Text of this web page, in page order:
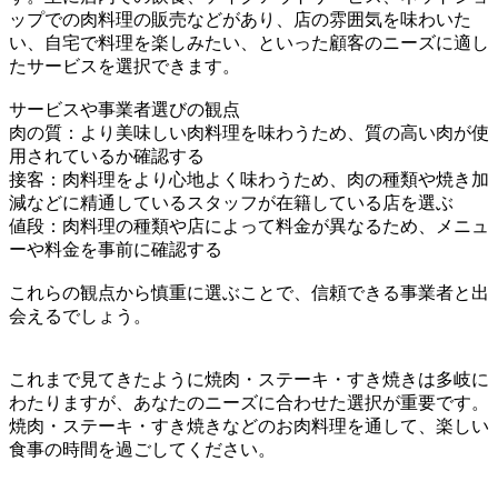
ップでの肉料理の販売などがあり、店の雰囲気を味わいた
い、自宅で料理を楽しみたい、といった顧客のニーズに適し
たサービスを選択できます。
サービスや事業者選びの観点
肉の質：より美味しい肉料理を味わうため、質の高い肉が使
用されているか確認する
接客：肉料理をより心地よく味わうため、肉の種類や焼き加
減などに精通しているスタッフが在籍している店を選ぶ
値段：肉料理の種類や店によって料金が異なるため、メニュ
ーや料金を事前に確認する
これらの観点から慎重に選ぶことで、信頼できる事業者と出
会えるでしょう。
これまで見てきたように焼肉・ステーキ・すき焼きは多岐に
わたりますが、あなたのニーズに合わせた選択が重要です。
焼肉・ステーキ・すき焼きなどのお肉料理を通して、楽しい
食事の時間を過ごしてください。